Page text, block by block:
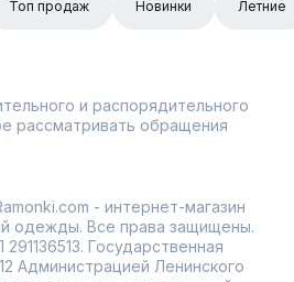
Топ продаж Новинки Летние
и распорядительного
рассматривать обращения
- интернет-магазин
одежды. Все права защищены.
Государственная
Администрацией Ленинского